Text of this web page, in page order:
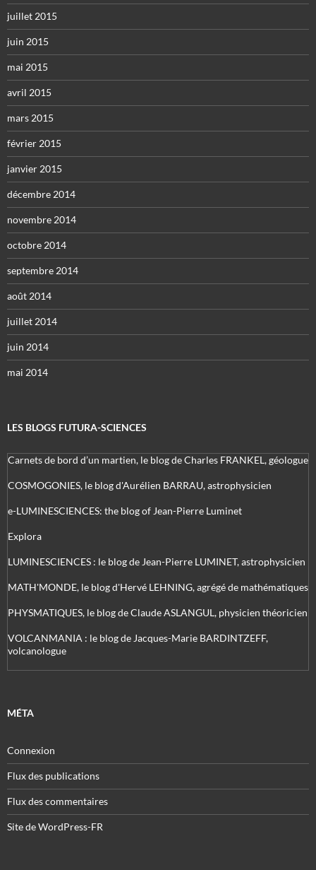
juillet 2015
juin 2015
mai 2015
avril 2015
mars 2015
février 2015
janvier 2015
décembre 2014
novembre 2014
octobre 2014
septembre 2014
août 2014
juillet 2014
juin 2014
mai 2014
LES BLOGS FUTURA-SCIENCES
Carnets de bord d’un martien, le blog de Charles FRANKEL, géologue
COSMOGONIES, le blog d'Aurélien BARRAU, astrophysicien
e-LUMINESCIENCES: the blog of Jean-Pierre Luminet
Explora
LUMINESCIENCES : le blog de Jean-Pierre LUMINET, astrophysicien
MATH'MONDE, le blog d'Hervé LEHNING, agrégé de mathématiques
PHYSMATIQUES, le blog de Claude ASLANGUL, physicien théoricien
VOLCANMANIA : le blog de Jacques-Marie BARDINTZEFF,
volcanologue
MÉTA
Connexion
Flux des publications
Flux des commentaires
Site de WordPress-FR